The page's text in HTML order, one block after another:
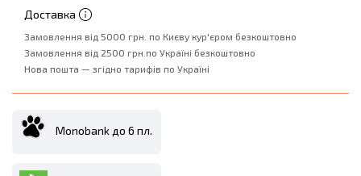
Доставка
Замовлення від 5000 грн. по Києву кур'єром безкоштовно
Замовлення від 2500 грн.по Україні безкоштовно
Нова пошта — згідно тарифів по Україні
Monobank до 6 пл.